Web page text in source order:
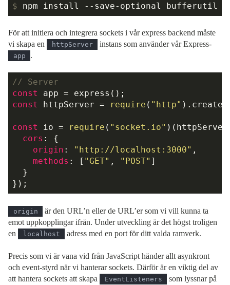
$
npm install --save-optional bufferutil
För att initiera och integrera sockets i vår express backend måste
vi skapa en
httpServer instans som använder vår Express-
app .
// Server
const
const
httpServer = require ( "http"
const io = require ( "socket.io"
cors : {
origin : "http://localhost:3000" ,
methods : [ "GET" , "POST" ]
  }
origin
är den URL’n eller de URL’er som vi vill kunna ta
emot uppkopplingar ifrån. Under utveckling är det högst troligen
en
localhost adress med en port för ditt valda ramverk.
Precis som vi är vana vid från JavaScript händer allt asynkront
och event-styrd när vi hanterar sockets. Därför är en viktig del av
att hantera sockets att skapa
EventListeners
som lyssnar på